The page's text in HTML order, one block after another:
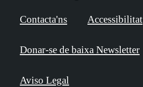
Contacta'ns Accessibilitat
Donar-se de baixa Newsletter
Aviso Legal